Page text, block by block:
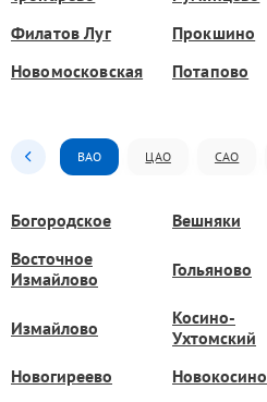
Филатов Луг
Прокшино
Новомосковская
Потапово
ВАО ЦАО САО
Богородское Вешняки
Восточное
Измайлово
Гольяново
Измайлово
Косино-
Ухтомский
Новогиреево Новокосино